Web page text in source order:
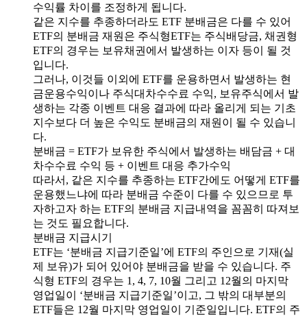
수익률 차이를 조정하게 됩니다.
같은 지수를 추종하더라도 ETF 분배금은 다를 수 있어
ETF의 분배금 재원은 주식형ETF는 주식배당금, 채권형
ETF의 경우는 보유채권에서 발생하는 이자 등이 될 것
입니다.
그러나, 이것들 이외에 ETF를 운용하면서 발생하는 현
금운용수익이나 주식대차수수료 수익, 보유주식에서 발
생하는 각종 이벤트 대응 결과에 따라 올리게 되는 기초
지수보다 더 높은 수익도 분배금의 재원이 될 수 있습니
다.
분배금 = ETF가 보유한 주식에서 발생하는 배담금 + 대
차수수료 수익 등 + 이벤트 대응 추가수익
따라서, 같은 지수를 추종하는 ETF간에도 어떻게 ETF를
운용했느냐에 따라 분배금 수준이 다를 수 있으므로 투
자하고자 하는 ETF의 분배금 지급내역을 꼼꼼히 따져보
는 것도 필요합니다.
분배금 지급시기
ETF는 ‘분배금 지급기준일’에 ETF의 주인으로 기재(실
제 보유)가 되어 있어야 분배금을 받을 수 있습니다. 주
식형 ETF의 경우는 1, 4, 7, 10월 그리고 12월의 마지막
영업일이 ‘분배금 지급기준일’이고, 그 밖의 대부분의
ETF들은 12월 마지막 영업일이 기준일입니다. ETF의 주